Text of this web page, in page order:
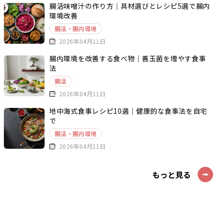
腸活味噌汁の作り方｜具材選びとレシピ5選で腸内
環境改善
腸活・腸内環境
2026年04月11日
腸内環境を改善する食べ物｜善玉菌を増やす食事
法
腸活
2026年04月11日
地中海式食事レシピ10選｜健康的な食事法を自宅
で
腸活・腸内環境
2026年04月11日
もっと見る